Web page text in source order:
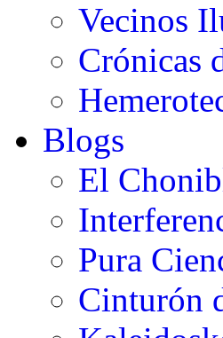
Vecinos
Crónicas
Blogs
El
Pura
Cinturón